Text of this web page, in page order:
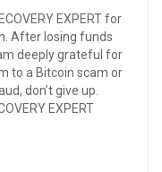
EXPERT for
After losing funds
deeply grateful for
to a Bitcoin scam or
don’t give up.
EXPERT